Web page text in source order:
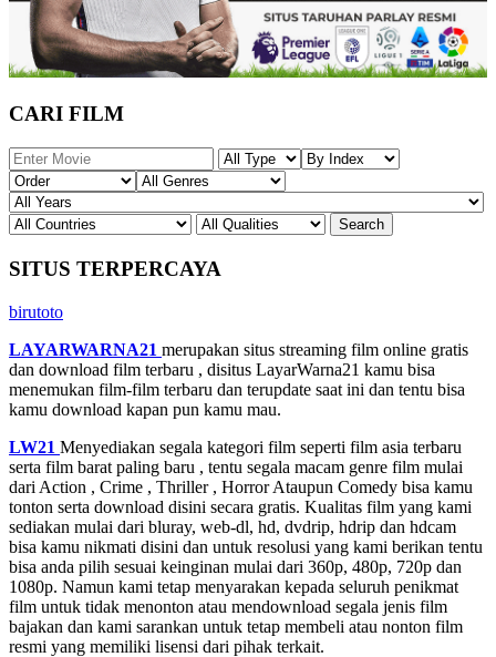
CARI FILM
SITUS TERPERCAYA
birutoto
LAYARWARNA21 merupakan situs streaming film online gratis
dan download film terbaru , disitus LayarWarna21 kamu bisa
menemukan film-film terbaru dan terupdate saat ini dan tentu bisa
kamu download kapan pun kamu mau.
LW21 Menyediakan segala kategori film seperti film asia terbaru
serta film barat paling baru , tentu segala macam genre film mulai
dari Action , Crime , Thriller , Horror Ataupun Comedy bisa kamu
tonton serta download disini secara gratis. Kualitas film yang kami
sediakan mulai dari bluray, web-dl, hd, dvdrip, hdrip dan hdcam
bisa kamu nikmati disini dan untuk resolusi yang kami berikan tentu
bisa anda pilih sesuai keinginan mulai dari 360p, 480p, 720p dan
1080p. Namun kami tetap menyarakan kepada seluruh penikmat
film untuk tidak menonton atau mendownload segala jenis film
bajakan dan kami sarankan untuk tetap membeli atau nonton film
resmi yang memiliki lisensi dari pihak terkait.